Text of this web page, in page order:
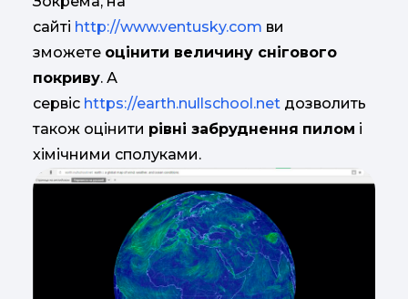
сайті http://www.ventusky.com ви
зможете оцінити величину снігового
покриву. А
сервіс https://earth.nullschool.net дозволить
також оцінити рівні забруднення пилом і
хімічними сполуками.